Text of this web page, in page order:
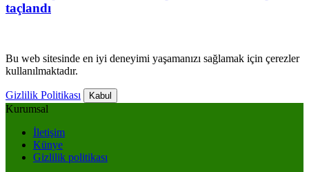
taçlandı
Bu web sitesinde en iyi deneyimi yaşamanızı sağlamak için çerezler
kullanılmaktadır.
Gizlilik Politikası Kabul
Kurumsal
İletişim
Künye
Gizlilik politikası